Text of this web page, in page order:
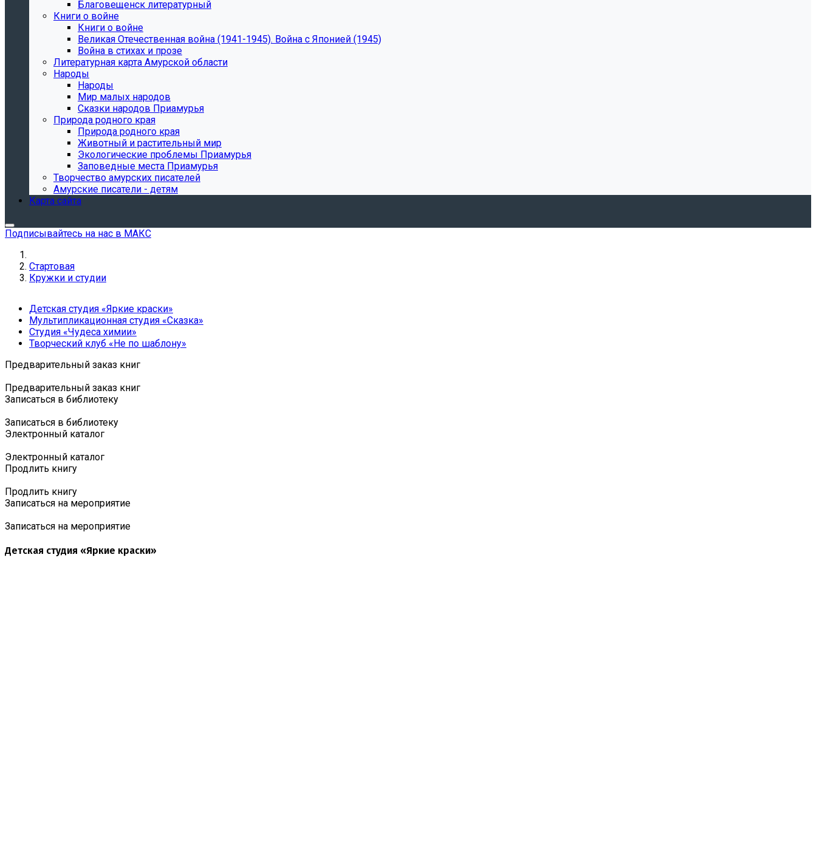
Благовещенск литературный
Книги о войне
Книги о войне
Великая Отечественная война (1941-1945). Война с Японией (1945)
Война в стихах и прозе
Литературная карта Амурской области
Народы
Народы
Мир малых народов
Сказки народов Приамурья
Природа родного края
Природа родного края
Животный и растительный мир
Экологические проблемы Приамурья
Заповедные места Приамурья
Творчество амурских писателей
Амурские писатели - детям
Карта сайта
Подписывайтесь на нас в МАКС
Стартовая
Кружки и студии
Детская студия «Яркие краски»
Мультипликационная студия «Сказка»
Студия «Чудеса химии»
Творческий клуб «Не по шаблону»
Предварительный заказ книг
Предварительный заказ книг
Записаться в библиотеку
Записаться в библиотеку
Электронный каталог
Электронный каталог
Продлить книгу
Продлить книгу
Записаться на мероприятие
Записаться на мероприятие
Детская студия «Яркие краски»